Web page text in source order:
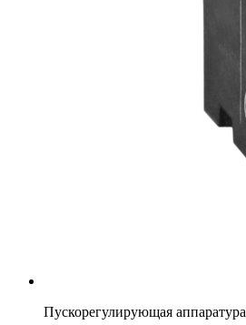
Пускорегулирующая аппаратура